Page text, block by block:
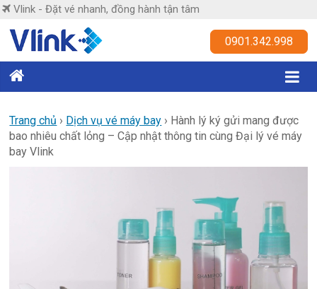
Skip
content
Vlink - Đặt vé nhanh, đồng hành tận tâm
Vlink
nhanh,
đồng
hành
0901.342.998
Trang chủ › Dịch vụ vé máy bay › Hành lý ký gửi mang được
bao nhiêu chất lỏng – Cập nhật thông tin cùng Đại lý vé máy
bay Vlink